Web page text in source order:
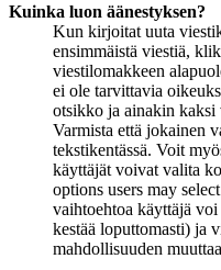
Kuinka luon äänestyksen?
Kun kirjoitat uuta
ensimmäistä viestiä,
viestilomakkeen
ei ole tarvittavia
otsikko ja ainakin
Varmista että jokainen
tekstikentässä. Voit
käyttäjät voivat valita
options users may
vaihtoehtoa käyttäjä
kestää loputtomasti) ja
mahdollisuuden